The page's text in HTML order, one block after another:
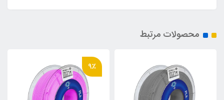
محصولات مرتبط